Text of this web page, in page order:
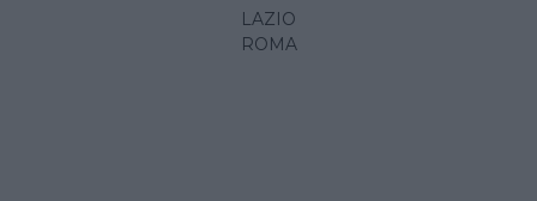
LAZIO
ROMA